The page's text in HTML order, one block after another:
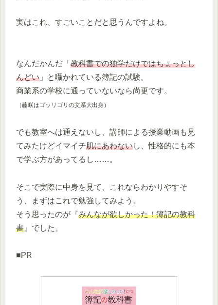
実はこれ、すごいことだと思うんですよね。
なんだかんだ「 教科書での独学だけではちょっとし
んどい 」と囁かれている簿記の試験。
商業系の学校に通っていないなら尚更です。
（藤咲はゴッリゴリの文系大出身）
でも教室へは通えないし、講師による授業動画も見
てみたけどイマイチ肌にあわないし、性格的にも本
で学ぶ方があってるし……。
そこで実際に中身を見て、これならわかりやすそ
う、まずはこれで勉強してみよう。
そう思ったのが『みんなが欲しかった！簿記の教科
書 』でした。
■PR